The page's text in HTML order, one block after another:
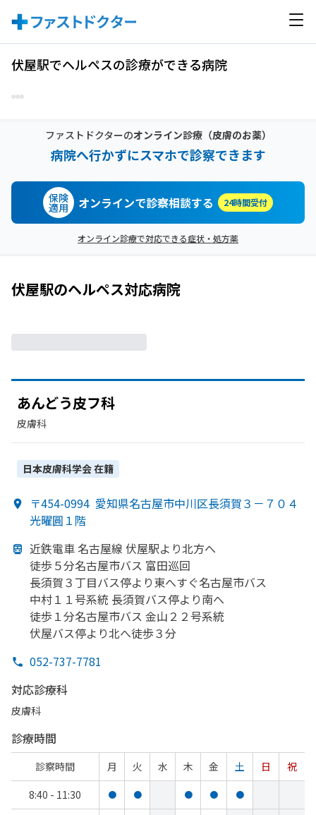
伏屋駅でヘルペスの診療ができる病院
ファストドクターのオンライン診療（皮膚のお薬）
病院へ行かずにスマホで診察できます
保険
適用 オンラインで診察相談する 24時間受付
オンライン診療で対応できる症状・処方薬
伏屋駅のヘルペス対応病院
あんどう皮フ科
皮膚科
日本皮膚科学会在籍
〒454-0994 愛知県名古屋市中川区長須賀３－７０４
光曜圓１階
近鉄電車 名古屋線 伏屋駅より北方へ
徒歩５分名古屋市バス 富田巡回
長須賀３丁目バス停より東へすぐ名古屋市バス
中村１１号系統 長須賀バス停より南へ
徒歩１分名古屋市バス 金山２２号系統
伏屋バス停より北へ徒歩３分
052-737-7781
対応診療科
皮膚科
診療時間
診察時間 月 火 水 木 金 土 日
祝
8:40 - 11:30
● ● ● ● ●